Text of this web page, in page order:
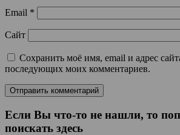
Email *
Сайт
Сохранить моё имя, email и адрес
последующих моих комментариев.
Если Вы что-то не нашли, то
поискать здесь